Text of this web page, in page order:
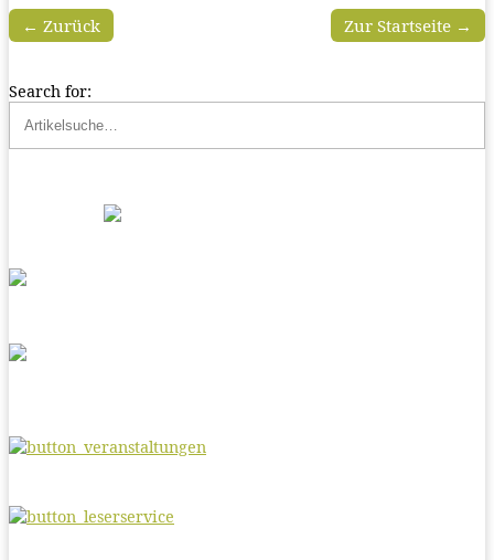
Zur Startseite →
← Zurück
Search for: